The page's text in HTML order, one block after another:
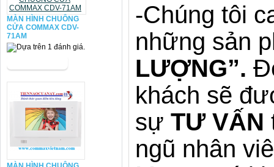
MÀN HÌNH CHUÔNG
CỬA COMMAX CDV-
71AM
-Chúng tôi
những sản
LƯỢNG”.
khách sẽ
sự TƯ VẤN
ngũ nhân